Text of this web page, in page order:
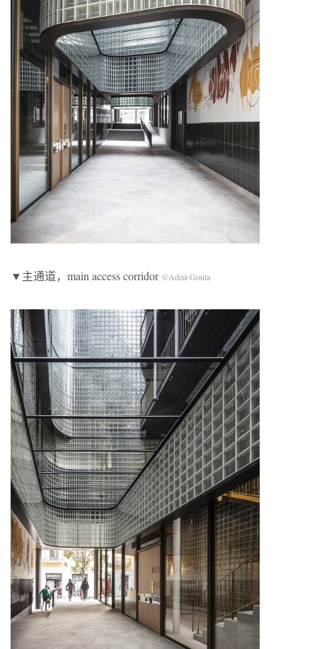
▼主通道，main access corridor ©Adrià Goula